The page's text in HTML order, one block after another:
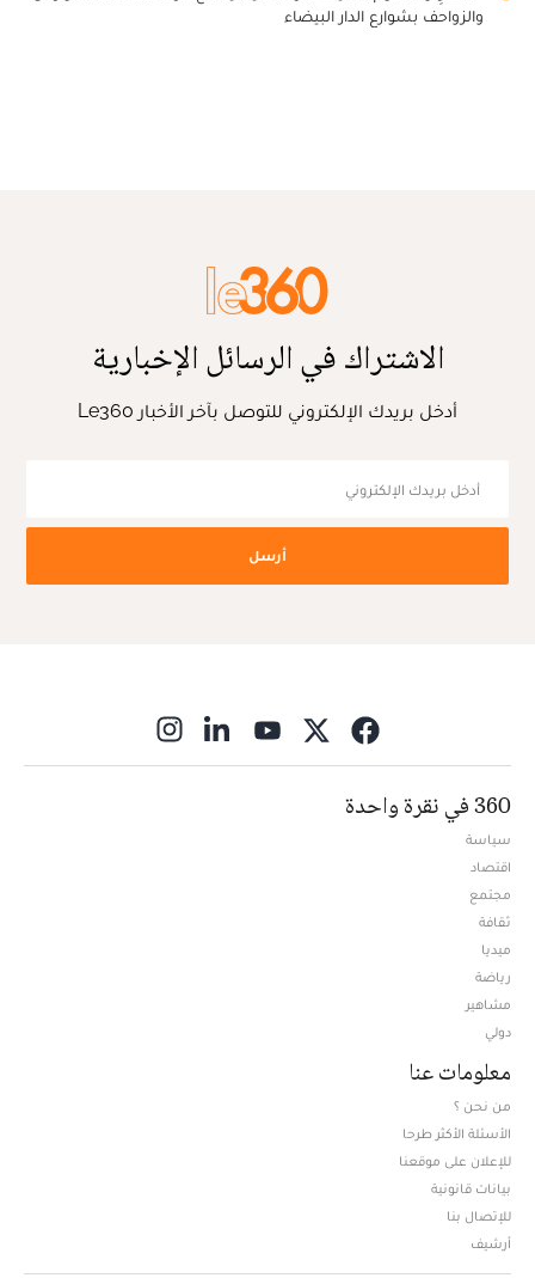
والزواحف بشوارع الدار البيضاء
الاشتراك في الرسائل الإخبارية
أدخل بريدك الإلكتروني للتوصل بآخر الأخبار Le360
أرسل
360 في نقرة واحدة
سياسة
اقتصاد
مجتمع
ثقافة
ميديا
رياضة
مشاهير
دولي
معلومات عنا
من نحن ؟
الأسئلة الأكثر طرحا
للإعلان على موقعنا
بيانات قانونية
للإتصال بنا
أرشيف